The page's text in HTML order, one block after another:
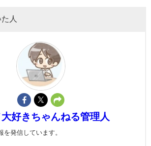
人
好きちゃんねる管理人
を発信しています。